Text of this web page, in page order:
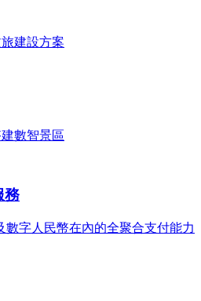
建設方案
數智景區
務
字人民幣在內的全聚合支付能力